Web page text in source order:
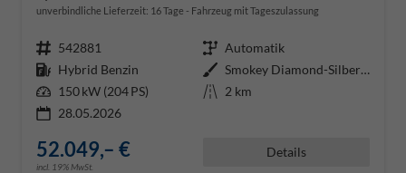
unverbindliche Lieferzeit: 16 Tage Fahrzeug mit Tageszulassung
Fahrzeugnr. 542881 Getriebe Automatik
Kraftstoff Hybrid Benzin Außenfarbe
Smokey Diamond-Silber Metallic
Leistung 150 kW (204 PS) Kilometerstand 2 km
28.05.2026
52.049,– €
incl. 19% MwSt.
Details